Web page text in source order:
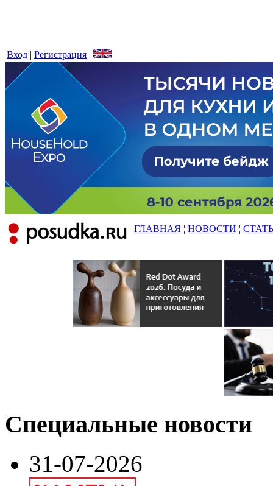
Вход | Регистрация |
ГЛАВНАЯ ¦ НОВОСТИ ¦
Специальные новости
31-07-2026